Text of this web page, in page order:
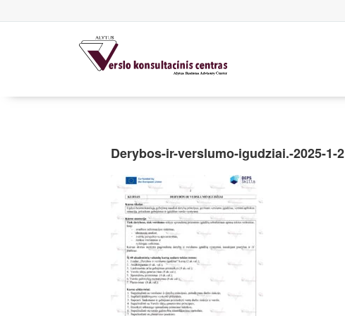
Derybos-ir-verslumo-igudziai.-2025-1-2